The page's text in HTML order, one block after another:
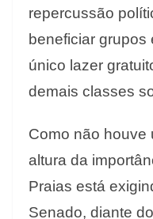
repercussão
beneficiar
único lazer
demais classes
Como não houve
altura da
Praias está
Senado, diante